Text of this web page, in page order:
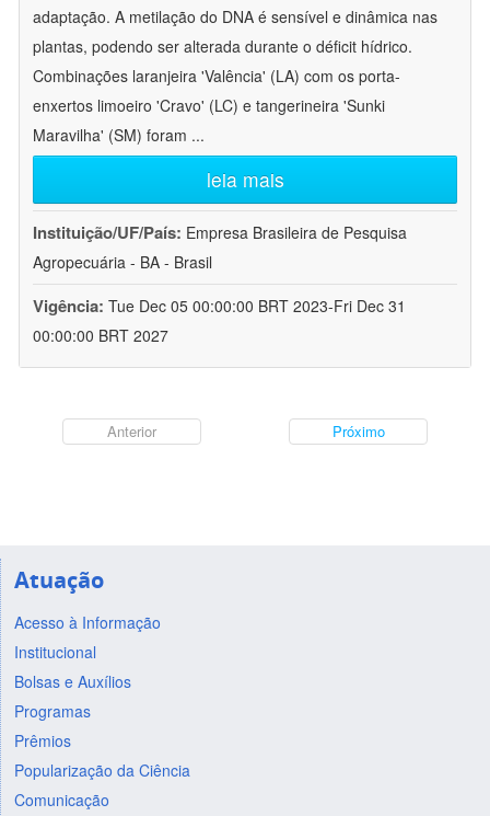
adaptação. A metilação do DNA é sensível e dinâmica nas
plantas, podendo ser alterada durante o déficit hídrico.
Combinações laranjeira 'Valência' (LA) com os porta-
enxertos limoeiro 'Cravo' (LC) e tangerineira 'Sunki
Maravilha' (SM) foram ...
leia mais
Instituição/UF/País: Empresa Brasileira de Pesquisa
Agropecuária - BA - Brasil
Vigência: Tue Dec 05 00:00:00 BRT 2023-Fri Dec 31
00:00:00 BRT 2027
Anterior Próximo
Atuação
Acesso à Informação
Institucional
Bolsas e Auxílios
Programas
Prêmios
Popularização da Ciência
Comunicação